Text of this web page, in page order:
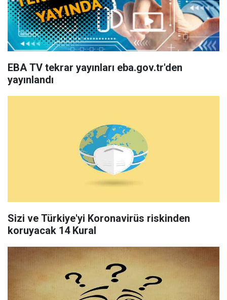
EBA TV tekrar yayınları eba.gov.tr'den
yayınlandı
Sizi ve Türkiye'yi Koronavirüs riskinden
koruyacak 14 Kural